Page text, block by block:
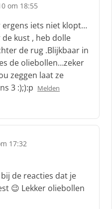
om 18:55
ergens iets niet klopt…
kust , heb dolle
de rug .Blijkbaar in
de oliebollen…zeker
zeggen laat ze
3 :);):p Melden
17:32
de reacties dat je
😉 Lekker oliebollen